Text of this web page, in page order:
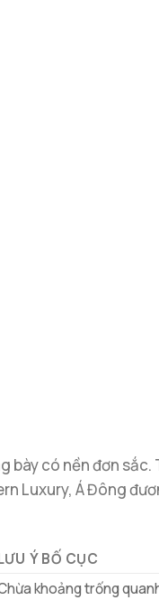
có nền đơn
Luxury, Á Đông
Ý BỐ CỤC
khoảng trống